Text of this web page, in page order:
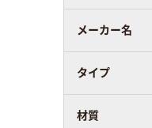
メーカー名
タイプ
材質